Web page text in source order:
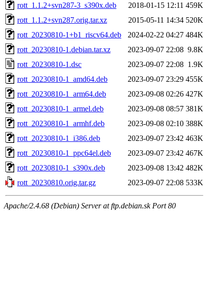
rott_1.1.2+svn287-3_s390x.deb
2018-01-15 12:11 459K
rott_1.1.2+svn287.orig.tar.xz
2015-05-11 14:34 520K
rott_20230810-1+b1_riscv64.deb
2024-02-22 04:27 484K
rott_20230810-1.debian.tar.xz
2023-09-07 22:08 9.8K
rott_20230810-1.dsc
2023-09-07 22:08 1.9K
rott_20230810-1_amd64.deb
2023-09-07 23:29 455K
rott_20230810-1_arm64.deb
2023-09-08 02:26 427K
rott_20230810-1_armel.deb
2023-09-08 08:57 381K
rott_20230810-1_armhf.deb
2023-09-08 02:10 388K
rott_20230810-1_i386.deb
2023-09-07 23:42 463K
rott_20230810-1_ppc64el.deb
2023-09-07 23:42 467K
rott_20230810-1_s390x.deb
2023-09-08 13:42 482K
rott_20230810.orig.tar.gz
2023-09-07 22:08 533K
Apache/2.4.68 (Debian) Server at ftp.debian.sk Port 80